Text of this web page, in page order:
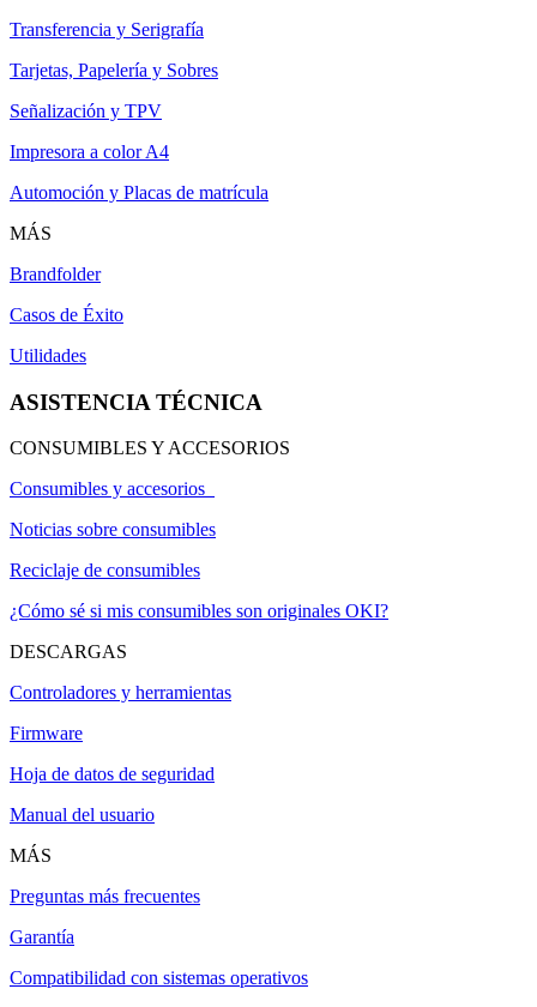
Transferencia y Serigrafía
Tarjetas, Papelería y Sobres
Señalización y TPV
Impresora a color A4
Automoción y Placas de matrícula
MÁS
Brandfolder
Casos de Éxito
Utilidades
ASISTENCIA TÉCNICA
CONSUMIBLES Y ACCESORIOS
Consumibles y accesorios
Noticias sobre consumibles
Reciclaje de consumibles
¿Cómo sé si mis consumibles son originales OKI?
DESCARGAS
Controladores y herramientas
Firmware
Hoja de datos de seguridad
Manual del usuario
MÁS
Preguntas más frecuentes
Garantía
Compatibilidad con sistemas operativos